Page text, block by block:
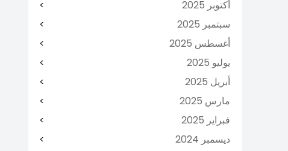
أكتوبر 2025
سبتمبر 2025
أغسطس 2025
يوليو 2025
أبريل 2025
مارس 2025
فبراير 2025
ديسمبر 2024